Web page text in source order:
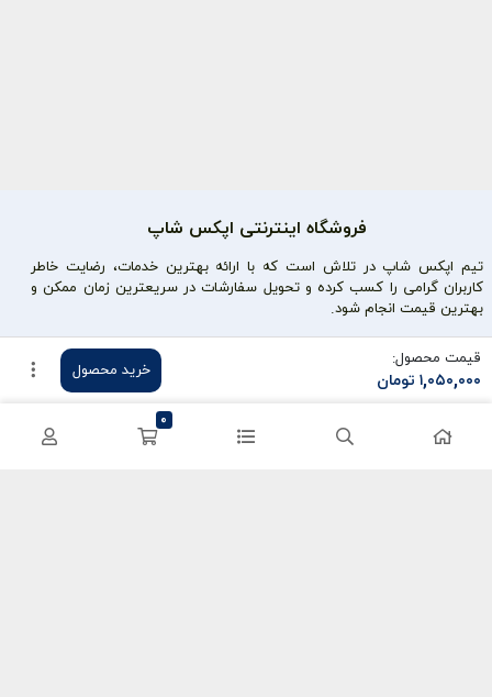
قیمت محصول:
تومان ۱,۰۵۰,۰۰۰
خرید محصول
فروشگاه اینترنتی اپکس شاپ
تیم اپکس شاپ در تلاش است که با ارائه بهترین خدمات، رضایت خاطر
کاربران گرامی را کسب کرده و تحویل سفارشات در سریعترین زمان ممکن و
بهترین قیمت انجام شود.
محصولات محبوب
سی پی کالاف
کریستال گنشین
دسترسی سریع
حساب کاربری
سفارشات
0